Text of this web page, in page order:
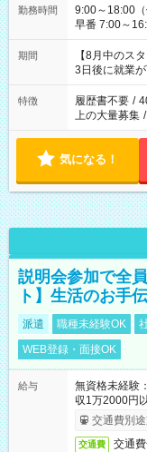
勤務時間
9:00～18:00（休憩60分） ■ご希望
早番 7:00～
と休みを合わ
「できれば
ね。 ※Wワーク希望の方へ 今ご覧のお仕事で希望する勤務時間
と、もう1つ
合は応募でき
期間
【8月中のス
3日後に就業が
特徴 履歴書不要 /
上の大量募集 /
気になる！
説明会参加で全
ト】生活のお手
派遣 職種未経験OK
WEB登録・面接OK
給与
無資格未経
収1万2000円
交通費別
交通費 交通